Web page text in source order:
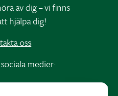
av dig – vi finns
hjälpa dig!
oss
medier:
|Facebook